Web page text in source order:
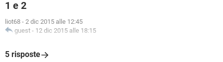
1 e 2
liot68 - 2 dic 2015 alle 12:45
guest - 12 dic 2015 alle 18:15
5 risposte